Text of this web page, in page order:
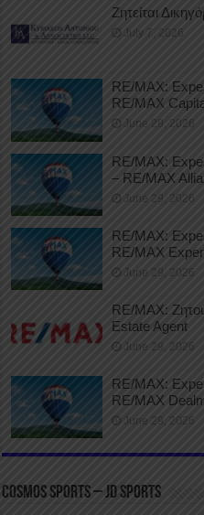
Ζητείται
July 7, 2026
RE/MAX:
RE/MAX
June 29, 2026
RE/MAX:
– RE/MAX
June 29, 2026
RE/MAX:
RE/MAX
June 29, 2026
RE/MAX:
Estate Agent
June 29, 2026
RE/MAX:
RE/MAX
June 29, 2026
COSMOS SPORTS – JD SPORTS